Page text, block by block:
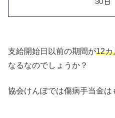
支給開始日以前の期間が12カ
なるなのでしょうか？
協会けんぽでは傷病手当金は